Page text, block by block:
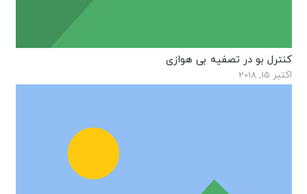
کنترل بو در تصفیه بی هوازی
اکتبر 15, 2018